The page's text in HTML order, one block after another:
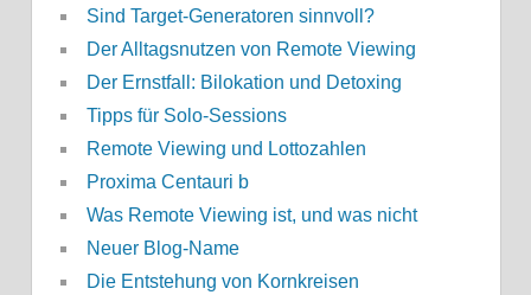
Sind Target-Generatoren sinnvoll?
Der Alltagsnutzen von Remote Viewing
Der Ernstfall: Bilokation und Detoxing
Tipps für Solo-Sessions
Remote Viewing und Lottozahlen
Proxima Centauri b
Was Remote Viewing ist, und was nicht
Neuer Blog-Name
Die Entstehung von Kornkreisen